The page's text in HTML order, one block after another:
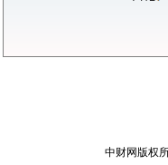
中财网版权